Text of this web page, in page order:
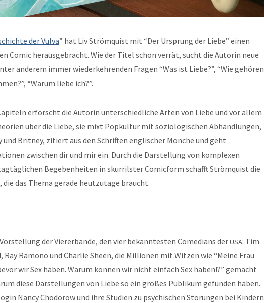
der Vul­va” hat Liv Strömquist mit “Der Ursprung der Liebe” einen
Com­ic her­aus­ge­bracht. Wie der Titel schon ver­rät, sucht die Autorin neue
anderem immer wiederkehren­den Fra­gen “Was ist Liebe?”, “Wie gehören
“Warum liebe ich?”.
erforscht die Autorin unter­schiedliche Arten von Liebe und vor allem
über die Liebe, sie mixt Pop­kul­tur mit sozi­ol­o­gis­chen Abhand­lun­gen,
Brit­ney, zitiert aus den Schriften englis­ch­er Mönche und geht
zwis­chen dir und mir ein. Durch die Darstel­lung von kom­plex­en
Begeben­heit­en in skur­ril­ster Comic­form schafft Strömquist die
das The­ma ger­ade heutzu­tage braucht.
der Viererbande, den vier bekan­ntesten Come­di­ans derUSA: Tim
Ray Ramono und Char­lie Sheen, die Mil­lio­nen mit Witzen wie “Meine Frau
wir Sex haben. Warum kön­nen wir nicht ein­fach Sex haben!?” gemacht
diese Darstel­lun­gen von Liebe so ein großes Pub­likum gefun­den haben.
Nan­cy Chodor­ow und ihre Stu­di­en zu psy­chis­chen Störun­gen bei Kindern